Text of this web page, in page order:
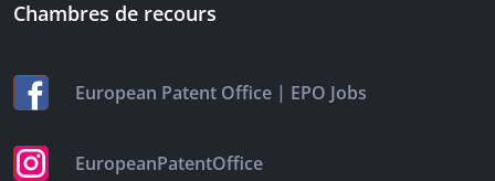
Chambres de recours
European Patent Office | EPO Jobs
EuropeanPatentOffice